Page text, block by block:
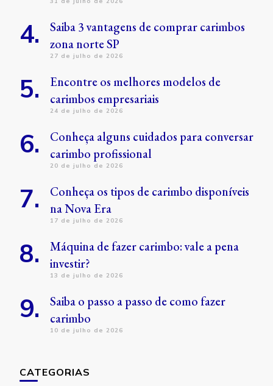
Saiba 3 vantagens de comprar carimbos
zona norte SP
27 de julho de 2026
Encontre os melhores modelos de
carimbos empresariais
24 de julho de 2026
Conheça alguns cuidados para conversar
carimbo profissional
20 de julho de 2026
Conheça os tipos de carimbo disponíveis
na Nova Era
17 de julho de 2026
Máquina de fazer carimbo: vale a pena
investir?
13 de julho de 2026
Saiba o passo a passo de como fazer
carimbo
10 de julho de 2026
CATEGORIAS